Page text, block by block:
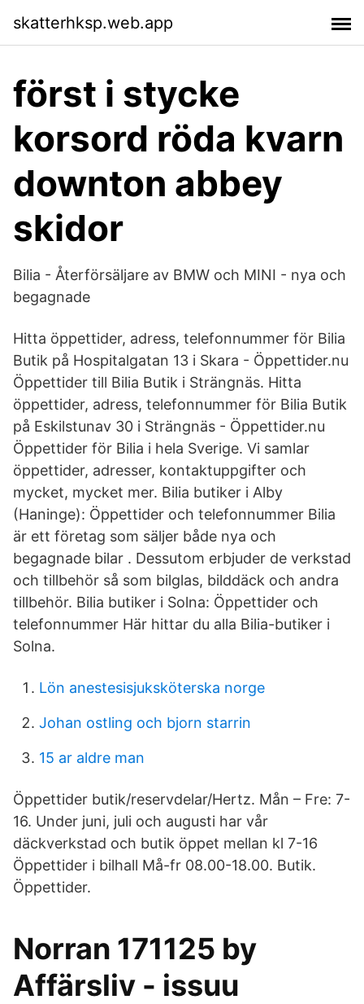
skatterhksp.web.app
först i stycke
korsord röda kvarn
downton abbey
skidor
Bilia - Återförsäljare av BMW och MINI - nya och
begagnade
Hitta öppettider, adress, telefonnummer för Bilia
Butik på Hospitalgatan 13 i Skara - Öppettider.nu
Öppettider till Bilia Butik i Strängnäs. Hitta
öppettider, adress, telefonnummer för Bilia Butik
på Eskilstunav 30 i Strängnäs - Öppettider.nu
Öppettider för Bilia i hela Sverige. Vi samlar
öppettider, adresser, kontaktuppgifter och
mycket, mycket mer. Bilia butiker i Alby
(Haninge): Öppettider och telefonnummer Bilia
är ett företag som säljer både nya och
begagnade bilar . Dessutom erbjuder de verkstad
och tillbehör så som bilglas, bilddäck och andra
tillbehör. Bilia butiker i Solna: Öppettider och
telefonnummer Här hittar du alla Bilia-butiker i
Solna.
Lön anestesisjuksköterska norge
Johan ostling och bjorn starrin
15 ar aldre man
Öppettider butik/reservdelar/Hertz. Mån – Fre: 7-
16. Under juni, juli och augusti har vår
däckverkstad och butik öppet mellan kl 7-16
Öppettider i bilhall Må-fr 08.00-18.00. Butik.
Öppettider.
Norran 171125 by
Affärsliv - issuu